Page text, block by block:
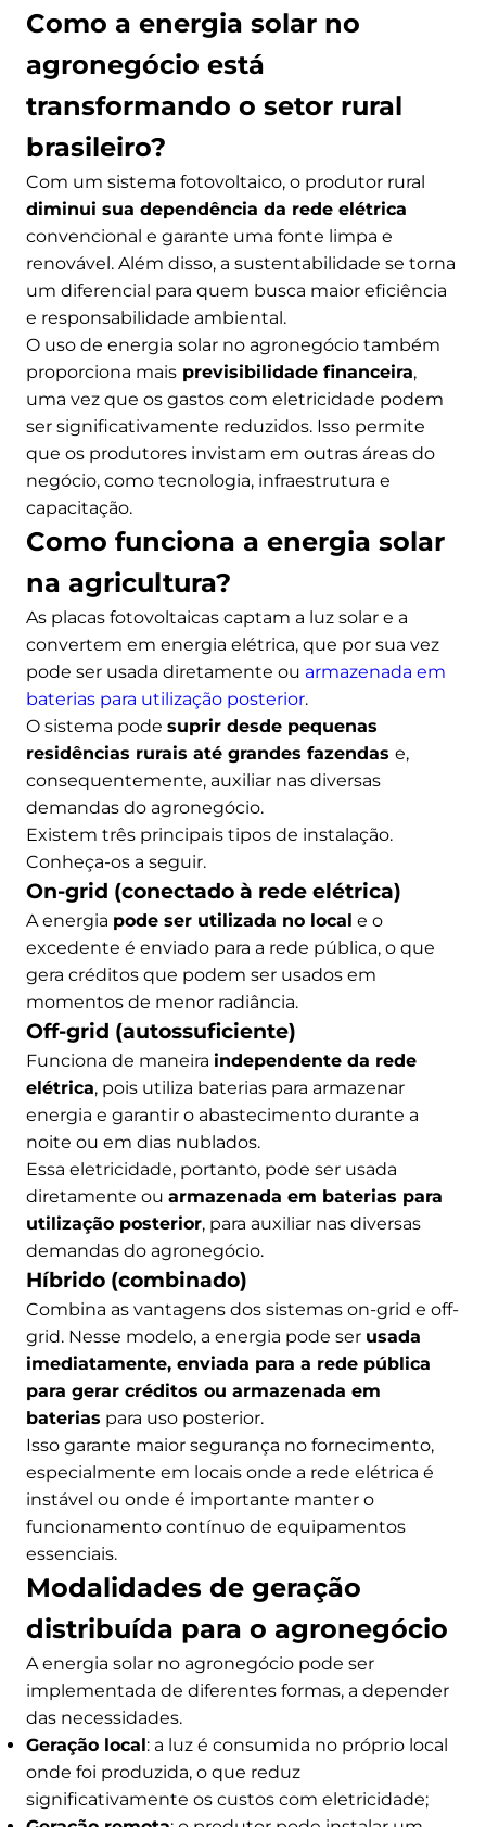
Como a energia solar no
agronegócio está
transformando o setor rural
brasileiro?
Com um sistema fotovoltaico, o produtor rural
diminui sua dependência da rede elétrica
convencional e garante uma fonte limpa e
renovável. Além disso, a sustentabilidade se torna
um diferencial para quem busca maior eficiência
e responsabilidade ambiental.
O uso de energia solar no agronegócio também
proporciona mais previsibilidade financeira,
uma vez que os gastos com eletricidade podem
ser significativamente reduzidos. Isso permite
que os produtores invistam em outras áreas do
negócio, como tecnologia, infraestrutura e
capacitação.
Como funciona a energia solar
na agricultura?
As placas fotovoltaicas captam a luz solar e a
convertem em energia elétrica, que por sua vez
pode ser usada diretamente ou armazenada em
baterias para utilização posterior.
O sistema pode suprir desde pequenas
residências rurais até grandes fazendas e,
consequentemente, auxiliar nas diversas
demandas do agronegócio.
Existem três principais tipos de instalação.
Conheça-os a seguir.
On-grid (conectado à rede elétrica)
A energia pode ser utilizada no local e o
excedente é enviado para a rede pública, o que
gera créditos que podem ser usados em
momentos de menor radiância.
Off-grid (autossuficiente)
Funciona de maneira independente da rede
elétrica, pois utiliza baterias para armazenar
energia e garantir o abastecimento durante a
noite ou em dias nublados.
Essa eletricidade, portanto, pode ser usada
diretamente ou armazenada em baterias para
utilização posterior, para auxiliar nas diversas
demandas do agronegócio.
Híbrido (combinado)
Combina as vantagens dos sistemas on-grid e off-
grid. Nesse modelo, a energia pode ser usada
imediatamente, enviada para a rede pública
para gerar créditos ou armazenada em
baterias para uso posterior.
Isso garante maior segurança no fornecimento,
especialmente em locais onde a rede elétrica é
instável ou onde é importante manter o
funcionamento contínuo de equipamentos
essenciais.
Modalidades de geração
distribuída para o agronegócio
A energia solar no agronegócio pode ser
implementada de diferentes formas, a depender
das necessidades.
Geração local: a luz é consumida no próprio local
onde foi produzida, o que reduz
significativamente os custos com eletricidade;